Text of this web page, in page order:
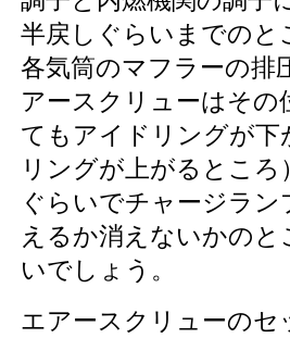
半戻しぐらいまでの
各気筒のマフラーの排
アースクリューはそ
てもアイドリングが
リングが上がるとこ
ぐらいでチャージラ
えるか消えないかの
いでしょう。
エアースクリューの